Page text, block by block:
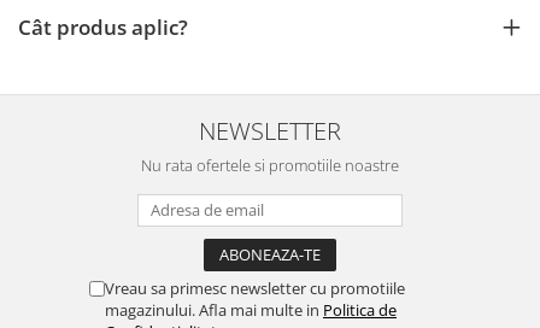
Cât produs aplic?
NEWSLETTER
Nu rata ofertele si promotiile noastre
Vreau sa primesc newsletter cu promotiile
magazinului. Afla mai multe in Politica de